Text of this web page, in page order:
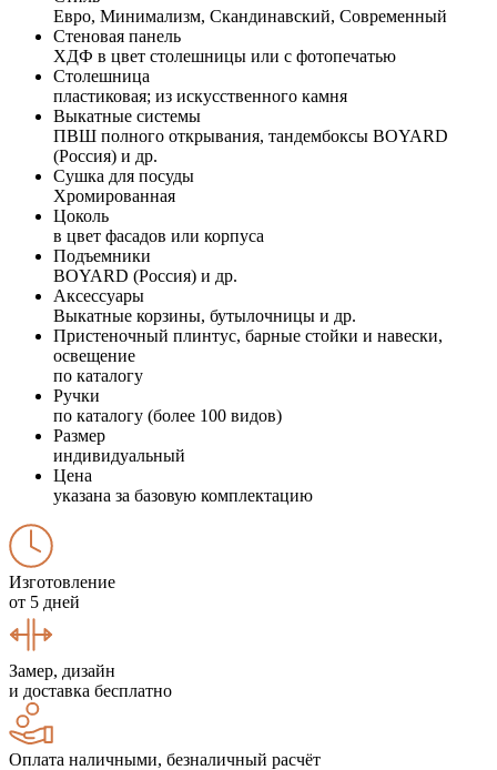
Евро, Минимализм, Скандинавский, Современный
Стеновая панель
ХДФ в цвет столешницы или с фотопечатью
Столешница
пластиковая; из искусственного камня
Выкатные системы
ПВШ полного открывания, тандембоксы BOYARD
(Россия) и др.
Сушка для посуды
Хромированная
Цоколь
в цвет фасадов или корпуса
Подъемники
BOYARD (Россия) и др.
Аксессуары
Выкатные корзины, бутылочницы и др.
Пристеночный плинтус, барные стойки и навески,
освещение
по каталогу
Ручки
по каталогу (более 100 видов)
Размер
индивидуальный
Цена
указана за базовую комплектацию
Изготовление
от 5 дней
Замер, дизайн
и доставка бесплатно
Оплата наличными, безналичный расчёт